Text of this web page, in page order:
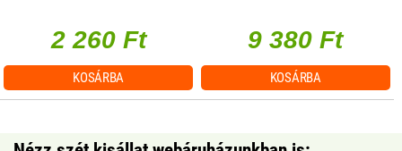
2 260 Ft
KOSÁRBA
9 380 Ft
KOSÁRBA